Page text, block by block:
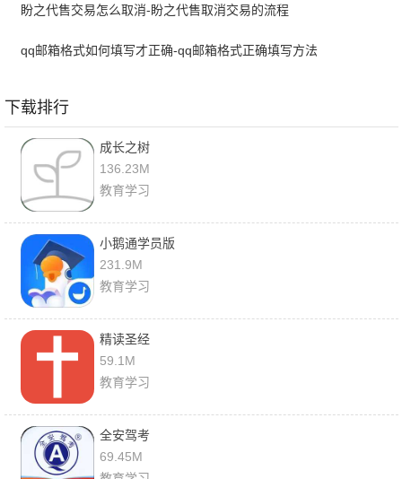
盼之代售交易怎么取消-盼之代售取消交易的流程
qq邮箱格式如何填写才正确-qq邮箱格式正确填写方法
下载排行
成长之树
136.23M
教育学习
小鹅通学员版
231.9M
教育学习
精读圣经
59.1M
教育学习
全安驾考
69.45M